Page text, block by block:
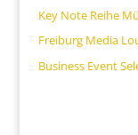
Key Note Reihe
Freiburg Media
Business Event